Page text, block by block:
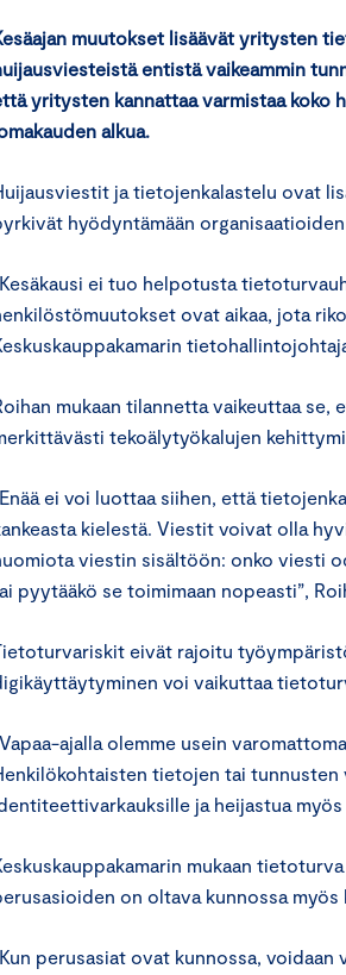
muutokset lisäävät yritysten
entistä vaikeammin
yritysten kannattaa varmistaa koko
alkua.
ja tietojenkalastelu ovat
hyödyntämään
ei tuo helpotusta
ovat aikaa, jota
mukaan tilannetta vaikeuttaa
tekoälytyökalujen
ei voi luottaa siihen, että
kielestä. Viestit voivat olla
viestin sisältöön: onko viesti
pyytääkö se toimimaan nopeasti”,
eivät rajoitu
voi vaikuttaa
ajalla olemme usein
tietojen tai tunnusten
ja heijastua
mukaan
on oltava kunnossa myös
perusasiat ovat kunnossa, voidaan